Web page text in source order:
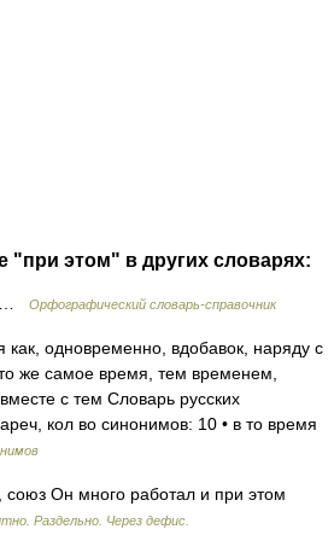
"при этом" в других словарях:
… Орфографический словарь-справочник
одновременно, вдобавок, наряду с
же самое время, тем временем,
с тем Словарь русских
кол во синонимов: 10 • в то время
Он много работал и при этом
Раздельно. Через дефис.